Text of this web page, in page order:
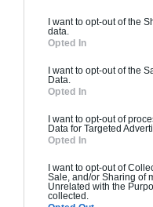
I want to opt-out of the
data.
Opted In
I want to opt-out of the
Data.
Opted In
I want to opt-out of
Data for Targeted
Opted In
I want to opt-out of
Sale, and/or Sharing of
Unrelated with the
collected.
Rénovation et
La demande du client
Paris a fait appel à un